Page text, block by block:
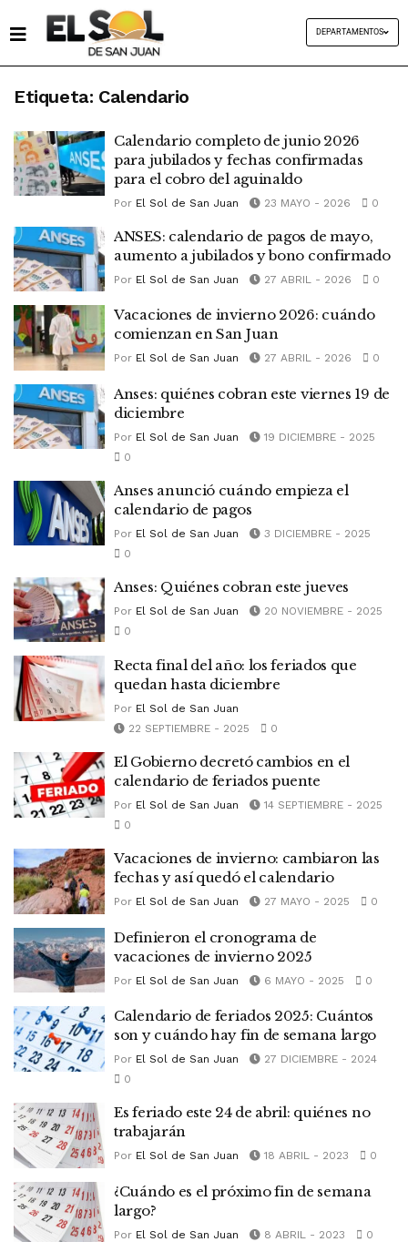
DEPARTAMENTOS
Etiqueta: Calendario
Calendario completo de junio 2026
para jubilados y fechas confirmadas
para el cobro del aguinaldo
Por El Sol de San Juan 23 MAYO - 2026 0
ANSES: calendario de pagos de mayo,
aumento a jubilados y bono confirmado
Por El Sol de San Juan 27 ABRIL - 2026 0
Vacaciones de invierno 2026: cuándo
comienzan en San Juan
Por El Sol de San Juan 27 ABRIL - 2026 0
Anses: quiénes cobran este viernes 19 de
diciembre
Por El Sol de San Juan
19 DICIEMBRE - 2025
0
Anses anunció cuándo empieza el
calendario de pagos
Por El Sol de San Juan
3 DICIEMBRE - 2025
0
Anses: Quiénes cobran este jueves
Por El Sol de San Juan
20 NOVIEMBRE - 2025
0
Recta final del año: los feriados que
quedan hasta diciembre
Por El Sol de San Juan
22 SEPTIEMBRE - 2025
0
El Gobierno decretó cambios en el
calendario de feriados puente
Por El Sol de San Juan
14 SEPTIEMBRE - 2025
0
Vacaciones de invierno: cambiaron las
fechas y así quedó el calendario
Por El Sol de San Juan 27 MAYO - 2025 0
Definieron el cronograma de
vacaciones de invierno 2025
Por El Sol de San Juan 6 MAYO - 2025 0
Calendario de feriados 2025: Cuántos
son y cuándo hay fin de semana largo
Por El Sol de San Juan
27 DICIEMBRE - 2024
0
Es feriado este 24 de abril: quiénes no
trabajarán
Por El Sol de San Juan 18 ABRIL - 2023 0
¿Cuándo es el próximo fin de semana
largo?
Por El Sol de San Juan 8 ABRIL - 2023 0